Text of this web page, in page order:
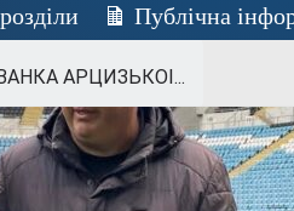
Публічна
АРЦИЗЬКОІ...